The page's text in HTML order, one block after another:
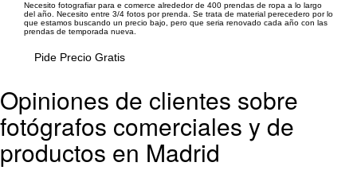
Necesito fotografiar para e comerce alrededor de 400 prendas de ropa a lo largo
del año. Necesito entre 3/4 fotos por prenda. Se trata de material perecedero por lo
que estamos buscando un precio bajo, pero que seria renovado cada año con las
prendas de temporada nueva.
Pide Precio Gratis
Opiniones de clientes sobre
fotógrafos comerciales y de
productos en Madrid